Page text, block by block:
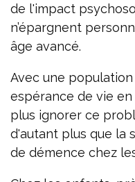
de l'impact
n’épargnent
âge avancé.
Avec une
espérance de vie
plus ignorer ce
d'autant plus que la
de démence chez